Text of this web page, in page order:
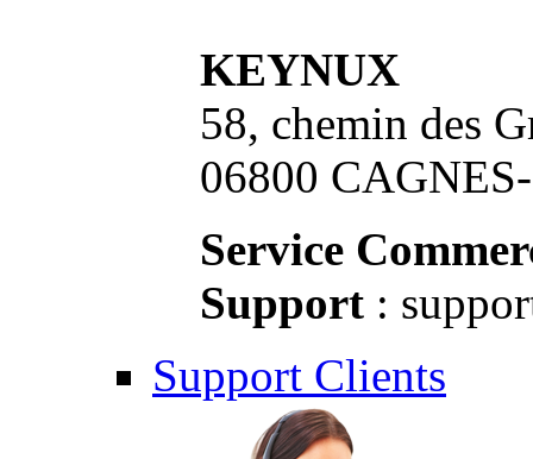
KEYNUX
58, chemin des
06800
Service
Support :
Support Clients